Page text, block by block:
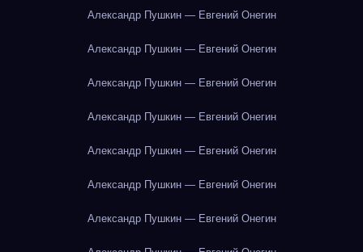
Александр Пушкин — Евгений Онегин
Александр Пушкин — Евгений Онегин
Александр Пушкин — Евгений Онегин
Александр Пушкин — Евгений Онегин
Александр Пушкин — Евгений Онегин
Александр Пушкин — Евгений Онегин
Александр Пушкин — Евгений Онегин